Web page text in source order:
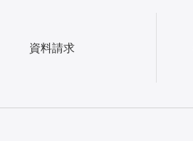
資料請求